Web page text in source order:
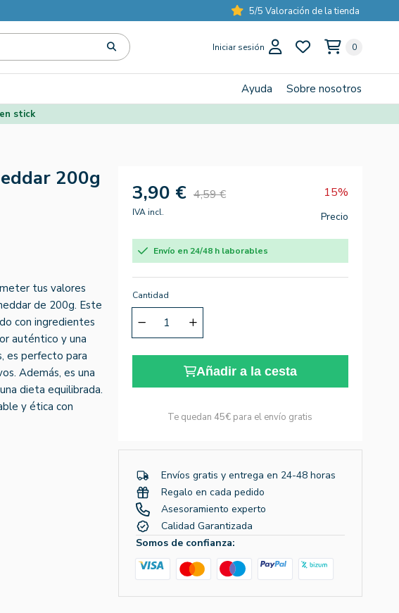
5/5 Valoración de la tienda
Iniciar sesión 0
Ayuda Sobre nosotros
stick
200g
tus valores
de 200g. Este
con ingredientes
auténtico y una
es perfecto para
Además, es una
dieta equilibrada.
y ética con
3,90 € 4,59 € 15%
IVA incl. Precio
Envío en 24/48 h laborables
Cantidad
Añadir a la cesta
Te quedan 45€ para el envío gratis
Envíos gratis y entrega en 24-48 horas
Regalo en cada pedido
Asesoramiento experto
Calidad Garantizada
Somos de confianza: